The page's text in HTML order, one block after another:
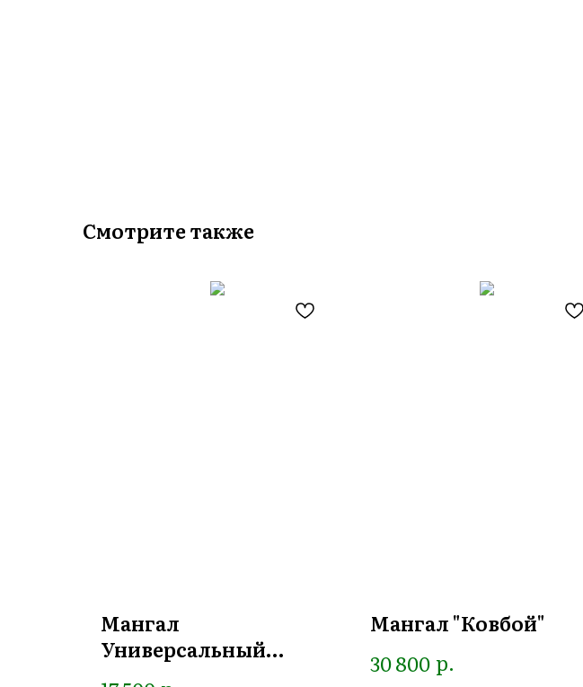
Смотрите также
Мангал
Универсальный
“Сердце”
Мангал "Ковбой"
30 800 р.